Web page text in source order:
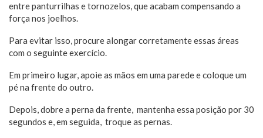
entre panturrilhas e tornozelos, que acabam compensando a
força nos joelhos.
Para evitar isso, procure alongar corretamente essas áreas
com o seguinte exercício.
Em primeiro lugar, apoie as mãos em uma parede e coloque um
pé na frente do outro.
Depois, dobre a perna da frente, mantenha essa posição por 30
segundos e, em seguida, troque as pernas.